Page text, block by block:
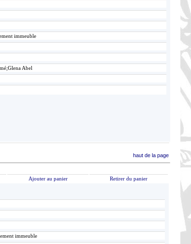
immeuble
Abel
haut de la page
Ajouter au panier Retirer du panier
immeuble